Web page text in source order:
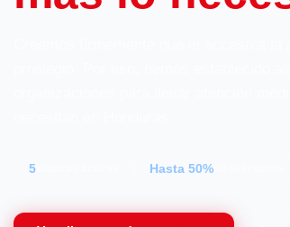
5 Hasta 50%